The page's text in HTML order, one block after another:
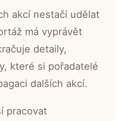
akcí nestačí udělat
má vyprávět
detaily,
které si pořadatelé
dalších akcí.
pracovat